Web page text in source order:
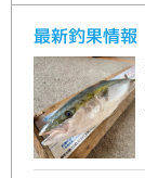
最新釣果情報